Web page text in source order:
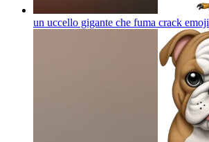
un uccello gigante che fuma crack emoji